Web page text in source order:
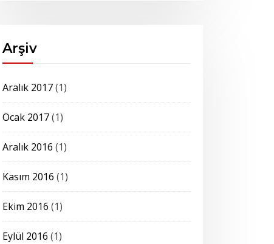
Arşiv
Aralık 2017(1)
Ocak 2017(1)
Aralık 2016 (1)
Kasım 2016 (1)
Ekim 2016 (1)
Eylül 2016 (1)